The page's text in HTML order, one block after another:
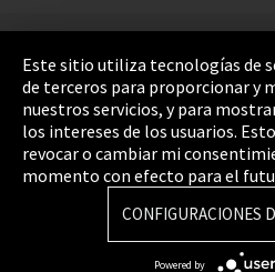
Pie de imprenta
Política de privacidad
Cookie Settings
Términos y Condiciones
Mapa del sitio
Integrity Line
Este sitio utiliza tecnologías de
de terceros para proporcionar y
nuestros servicios, y para
los intereses de los usuarios.
revocar o cambiar mi
momento con efecto para el
CONFIGURACIONES
Powered by